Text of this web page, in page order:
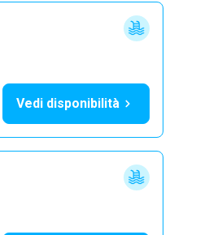
Vedi disponibilità